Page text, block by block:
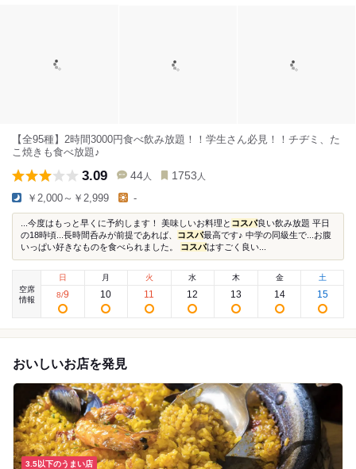
【全95種】2時間3000円食べ飲み放題！！学生さん必見！！チヂミ、た
こ焼きも食べ放題♪
3.09 44 人 1753 人
￥2,000～￥2,999 -
...今度はもっと早くに予約します！ 美味しいお料理と コスパ良い飲み放題 平日
の18時頃...長時間呑みが前提であれば、 コスパ最高です♪ 中学の同級生で...お腹
いっぱい好きなものを食べられました。 コスパはすごく良い...
空席
情報
日
8/9
月
10
火
11
水
12
木
13
金
14
土
15
おいしいお店を発見
3.5以下のうまい店